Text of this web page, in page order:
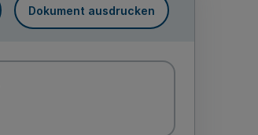
Dokument ausdrucken